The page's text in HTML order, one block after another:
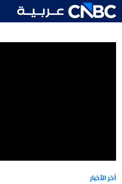
آخر الأخبار